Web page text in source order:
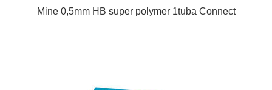
Mine 0,5mm HB super polymer 1tuba Connect